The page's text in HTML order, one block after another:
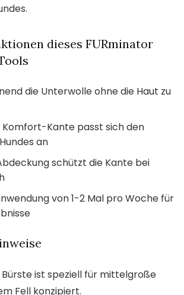
dieses FURminator
die Unterwolle ohne die Haut zu
Komfort-Kante passt sich den
an
schützt die Kante bei
von 1-2 Mal pro Woche für
Bürste ist speziell für mittelgroße
Fell konzipiert.